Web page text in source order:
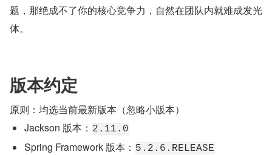
题，那绝成不了你的核心竞争力，自然在团队内就难成发光
体。
版本约定
原则：均选当前最新版本（忽略小版本）
Jackson 版本： 2.11.0
Spring Framework 版本： 5.2.6.RELEASE